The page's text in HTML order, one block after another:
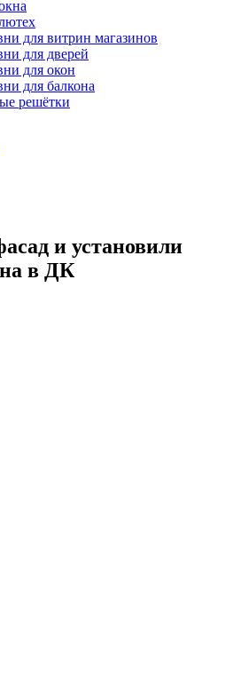
для витрин магазинов
для дверей
для окон
для балкона
решётки
и установили
в ДК